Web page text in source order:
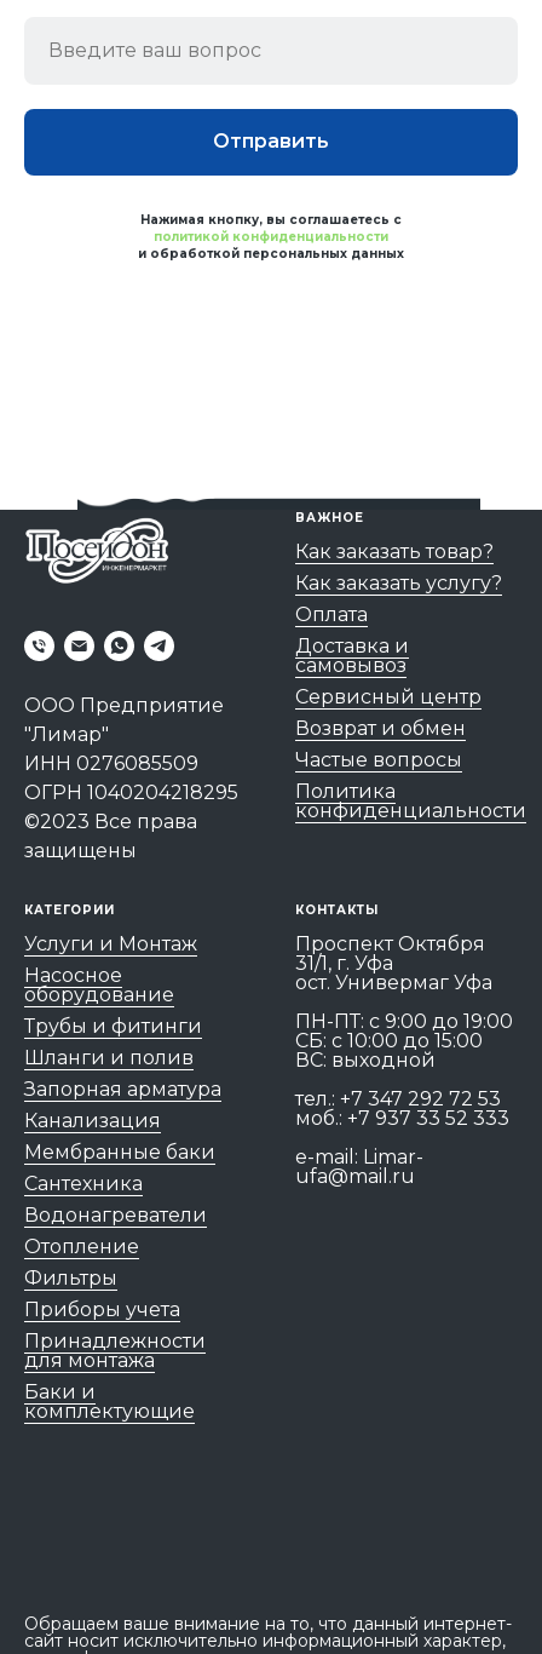
Отправить
Нажимая кнопку, вы соглашаетесь с
политикой конфиденциальности
и обработкой персональных данных
ООО Предприятие
"Лимар"
ИНН 0276085509
ОГРН 1040204218295
©2023 Все права
защищены
ВАЖНОЕ
Как заказать товар?
Как заказать услугу?
Оплата
Доставка и
самовывоз
Сервисный центр
Возврат и обмен
Частые вопросы
Политика
конфиденциальности
КАТЕГОРИИ
Услуги и Монтаж
Насосное
оборудование
Трубы и фитинги
Шланги и полив
Запорная арматура
Канализация
Мембранные баки
Сантехника
Водонагреватели
Отопление
Фильтры
Приборы учета
Принадлежности
для монтажа
Баки и
комплектующие
КОНТАКТЫ
Проспект Октября
31/1, г. Уфа
ост. Универмаг Уфа
ПН-ПТ: c 9:00 до 19:00
СБ: с 10:00 до 15:00
ВС: выходной
тел.: +7 347 292 72 53
моб.: +7 937 33 52 333
e-mail: Limar-
ufa@mail.ru
Обращаем ваше внимание на то, что данный интернет-
сайт носит исключительно информационный характер,